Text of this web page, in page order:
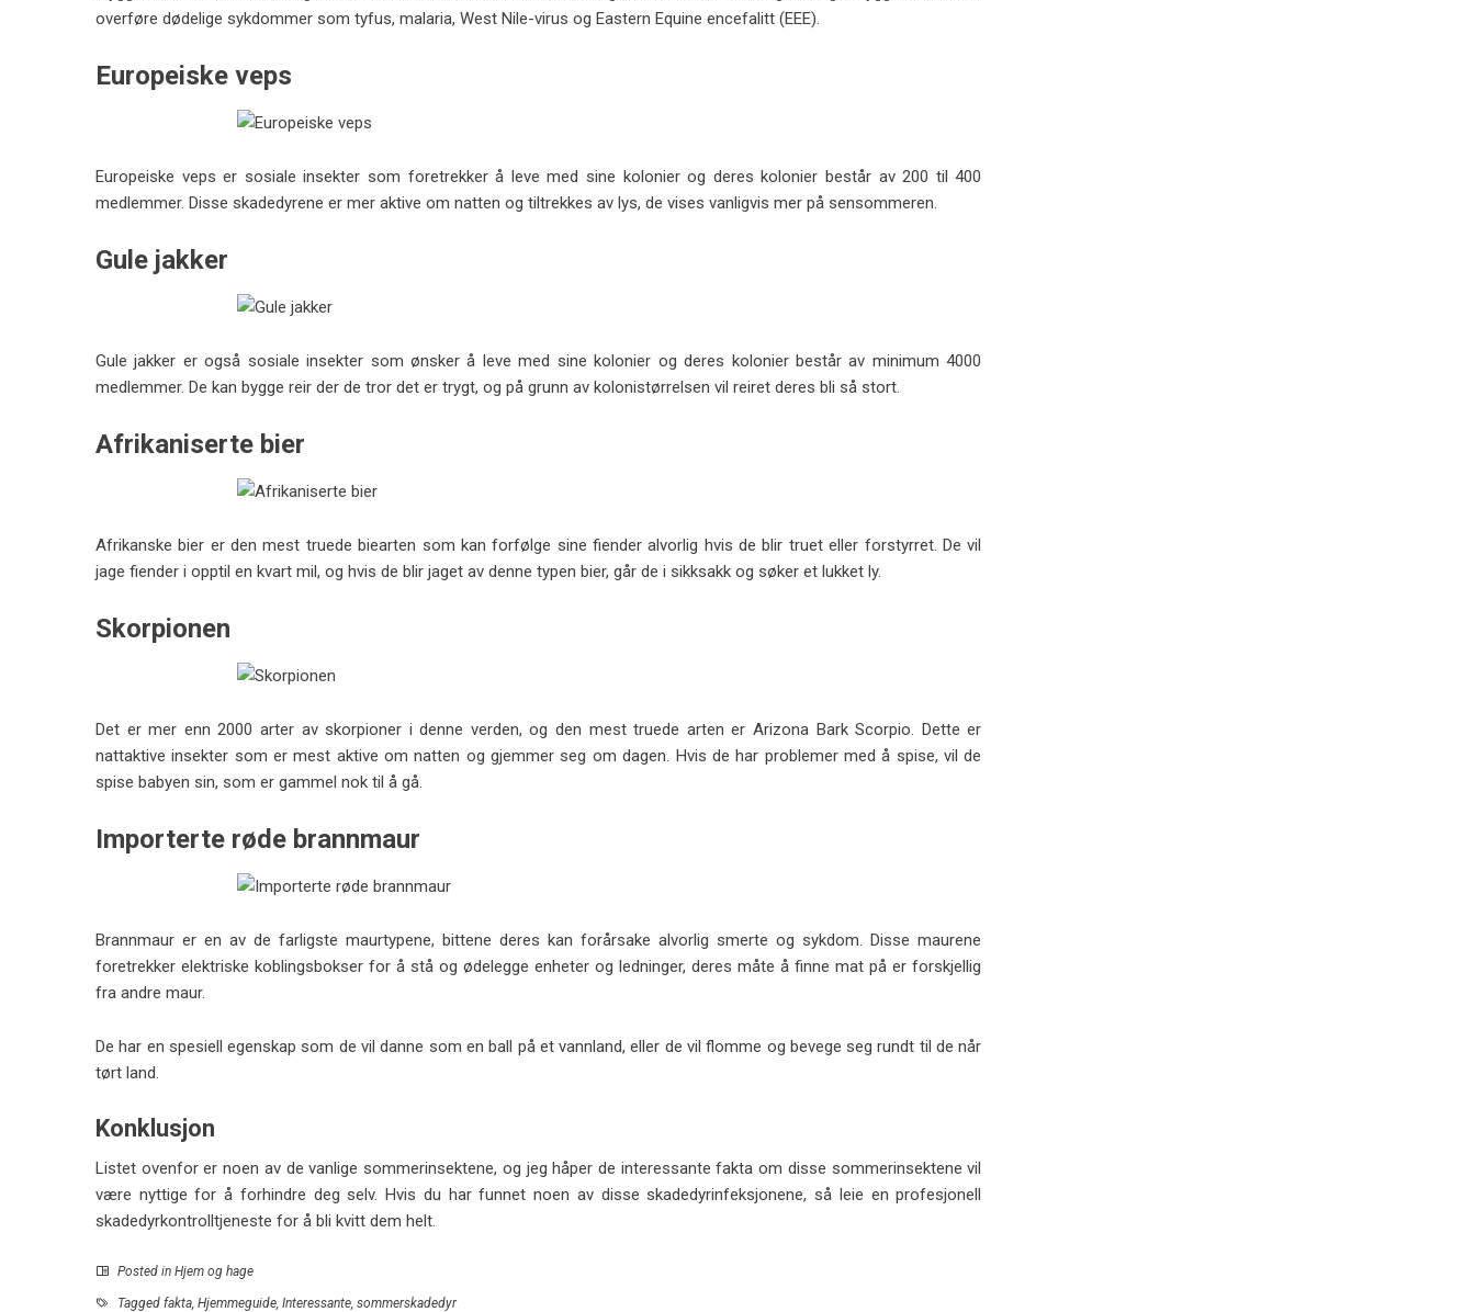
overføre dødelige sykdommer som tyfus, malaria, West Nile-virus og Eastern Equine encefalitt (EEE).
Europeiske veps
Europeiske veps er sosiale insekter som foretrekker å leve med sine kolonier og deres kolonier består av 200 til 400
medlemmer. Disse skadedyrene er mer aktive om natten og tiltrekkes av lys, de vises vanligvis mer på sensommeren.
Gule jakker
Gule jakker er også sosiale insekter som ønsker å leve med sine kolonier og deres kolonier består av minimum 4000
medlemmer. De kan bygge reir der de tror det er trygt, og på grunn av kolonistørrelsen vil reiret deres bli så stort.
Afrikaniserte bier
Afrikanske bier er den mest truede biearten som kan forfølge sine fiender alvorlig hvis de blir truet eller forstyrret. De vil
jage fiender i opptil en kvart mil, og hvis de blir jaget av denne typen bier, går de i sikksakk og søker et lukket ly.
Skorpionen
Det er mer enn 2000 arter av skorpioner i denne verden, og den mest truede arten er Arizona Bark Scorpio. Dette er
nattaktive insekter som er mest aktive om natten og gjemmer seg om dagen. Hvis de har problemer med å spise, vil de
spise babyen sin, som er gammel nok til å gå.
Importerte røde brannmaur
Brannmaur er en av de farligste maurtypene, bittene deres kan forårsake alvorlig smerte og sykdom. Disse maurene
foretrekker elektriske koblingsbokser for å stå og ødelegge enheter og ledninger, deres måte å finne mat på er forskjellig
fra andre maur.
De har en spesiell egenskap som de vil danne som en ball på et vannland, eller de vil flomme og bevege seg rundt til de når
tørt land.
Konklusjon
Listet ovenfor er noen av de vanlige sommerinsektene, og jeg håper de interessante fakta om disse sommerinsektene vil
være nyttige for å forhindre deg selv. Hvis du har funnet noen av disse skadedyrinfeksjonene, så leie en profesjonell
skadedyrkontrolltjeneste for å bli kvitt dem helt.
Posted in Hjem og hage
Tagged fakta, Hjemmeguide, Interessante, sommerskadedyr